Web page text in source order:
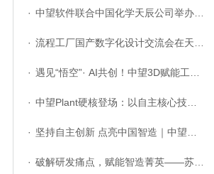
· 中望软件联合中国化学天辰公司举办“走进标杆企业”研讨会，共探流程工业数字化创新实践
· 流程工厂国产数字化设计交流会在天津召开，中望自主CAD底座助力行业数字化转型实践获广泛关注
· 遇见“悟空”· AI共创！中望3D赋能工业设计国产化与AI创新升级
· 中望Plant硬核登场：以自主核心技术，破解流程工业数据一致性与协同困境
· 坚持自主创新 点亮中国智造｜中望软件亮相第十届中国网络版权保护与发展大会
· 破解研发痛点，赋能智造菁英——苏州研发菁英 CTO 成长营暨高级人才认证启动会圆满落幕